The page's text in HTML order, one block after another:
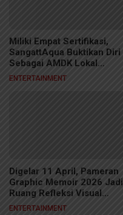
Miliki Empat Sertifikasi,
SangattAqua Buktikan Diri
Sebagai AMDK Lokal
Berkelas
ENTERTAINMENT
Digelar 11 April, Pameran
Graphic Memoir 2026 Jadi
Ruang Refleksi Visual
Kreator Samarinda
ENTERTAINMENT